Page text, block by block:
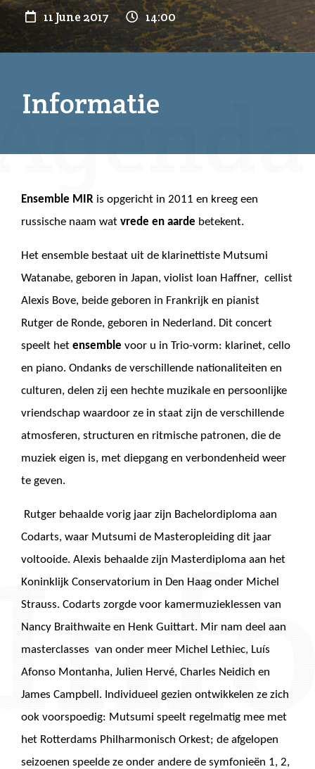
11 June 2017 14:00
Informatie
Ensemble MIR is opgericht in 2011 en kreeg een
russische naam wat vrede en aarde betekent.
Het ensemble bestaat uit de klarinettiste Mutsumi
Watanabe, geboren in Japan, violist Ioan Haffner, cellist
Alexis Bove, beide geboren in Frankrijk en pianist
Rutger de Ronde, geboren in Nederland. Dit concert
speelt het ensemble voor u in Trio-vorm: klarinet, cello
en piano. Ondanks de verschillende nationaliteiten en
culturen, delen zij een hechte muzikale en persoonlijke
vriendschap waardoor ze in staat zijn de verschillende
atmosferen, structuren en ritmische patronen, die de
muziek eigen is, met diepgang en verbondenheid weer
te geven.
Rutger behaalde vorig jaar zijn Bachelordiploma aan
Codarts, waar Mutsumi de Masteropleiding dit jaar
voltooide. Alexis behaalde zijn Masterdiploma aan het
Koninklijk Conservatorium in Den Haag onder Michel
Strauss. Codarts zorgde voor kamermuzieklessen van
Nancy Braithwaite en Henk Guittart. Mir nam deel aan
masterclasses van onder meer Michel Lethiec, Luís
Afonso Montanha, Julien Hervé, Charles Neidich en
James Campbell. Individueel gezien ontwikkelen ze zich
ook voorspoedig: Mutsumi speelt regelmatig mee met
het Rotterdams Philharmonisch Orkest; de afgelopen
seizoenen speelde ze onder andere de symfonieën 1, 2,